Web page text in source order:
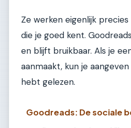
Ze werken eigenlijk
die je goed kent.
en blijft bruikbaar. Als je
aanmaakt, kun je
hebt gelezen.
Goodreads: De sociale